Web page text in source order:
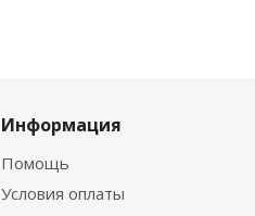
Информация
Помощь
Условия оплаты